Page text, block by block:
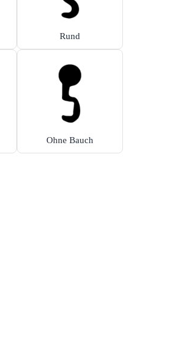
Rund
Ohne Bauch